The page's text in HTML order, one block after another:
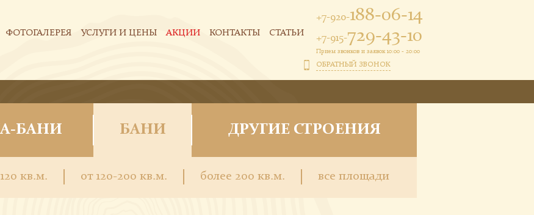
ФОТОГАЛЕРЕЯ УСЛУГИ И ЦЕНЫ АКЦИИ КОНТАКТЫ СТАТЬИ
+7-920-188-06-14
+7-915-729-43-10
Прием звонков и заявок 10:00 - 20:00
ОБРАТНЫЙ ЗВОНОК
БАНИ БАНИ ДРУГИЕ СТРОЕНИЯ
кв.м. от 120-200 кв.м. более 200 кв.м. все площади